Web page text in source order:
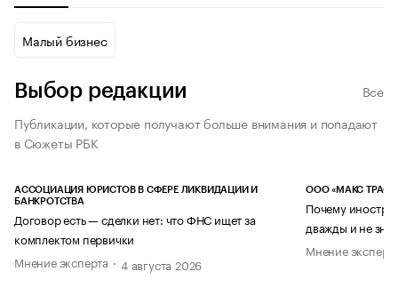
Малый бизнес
Выбор редакции
Все
Публикации, которые получают больше внимания и попадают
в Сюжеты РБК
АССОЦИАЦИЯ ЮРИСТОВ В СФЕРЕ ЛИКВИДАЦИИ И
БАНКРОТСТВА
Договор есть — сделки нет: что ФНС ищет за
комплектом первички
Мнение эксперта
4 августа 2026
ООО «МАКС ТРАСТ»
Почему
дважды и не
Мнение